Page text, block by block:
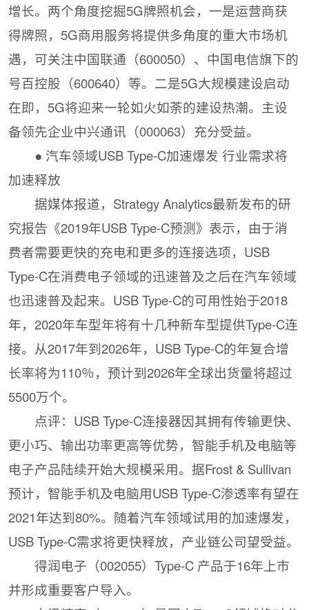
增长。两个角度挖掘5G牌照机会，一是运营商获
得牌照，5G商用服务将提供多角度的重大市场机
遇，可关注中国联通（600050）、中国电信旗下的
号百控股（600640）等。二是5G大规模建设启动
在即，5G将迎来一轮如火如荼的建设热潮。主设
备领先企业中兴通讯（000063）充分受益。
● 汽车领域USB Type-C加速爆发 行业需求将
加速释放
据媒体报道，Strategy Analytics最新发布的研
究报告《2019年USB Type-C预测》表示，由于消
费者需要更快的充电和更多的连接选项，USB
Type-C在消费电子领域的迅速普及之后在汽车领域
也迅速普及起来。USB Type-C的可用性始于2018
年，2020年车型年将有十几种新车型提供Type-C连
接。从2017年到2026年，USB Type-C的年复合增
长率将为110％，预计到2026年全球出货量将超过
5500万个。
点评：USB Type-C连接器因其拥有传输更快、
更小巧、输出功率更高等优势，智能手机及电脑等
电子产品陆续开始大规模采用。据Frost & Sullivan
预计，智能手机及电脑用USB Type-C渗透率有望在
2021年达到80%。随着汽车领域试用的加速爆发，
USB Type-C需求将更快释放，产业链公司望受益。
得润电子（002055）Type-C 产品于16年上市
并形成重要客户导入。